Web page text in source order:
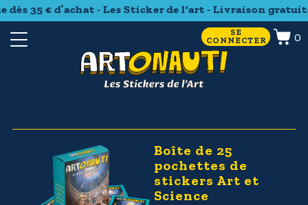
35 € d’achat - Les Sticker de l'art - Livraison
SE
CONNECTER
0
Boîte de 25
pochettes de
stickers Art et
Science